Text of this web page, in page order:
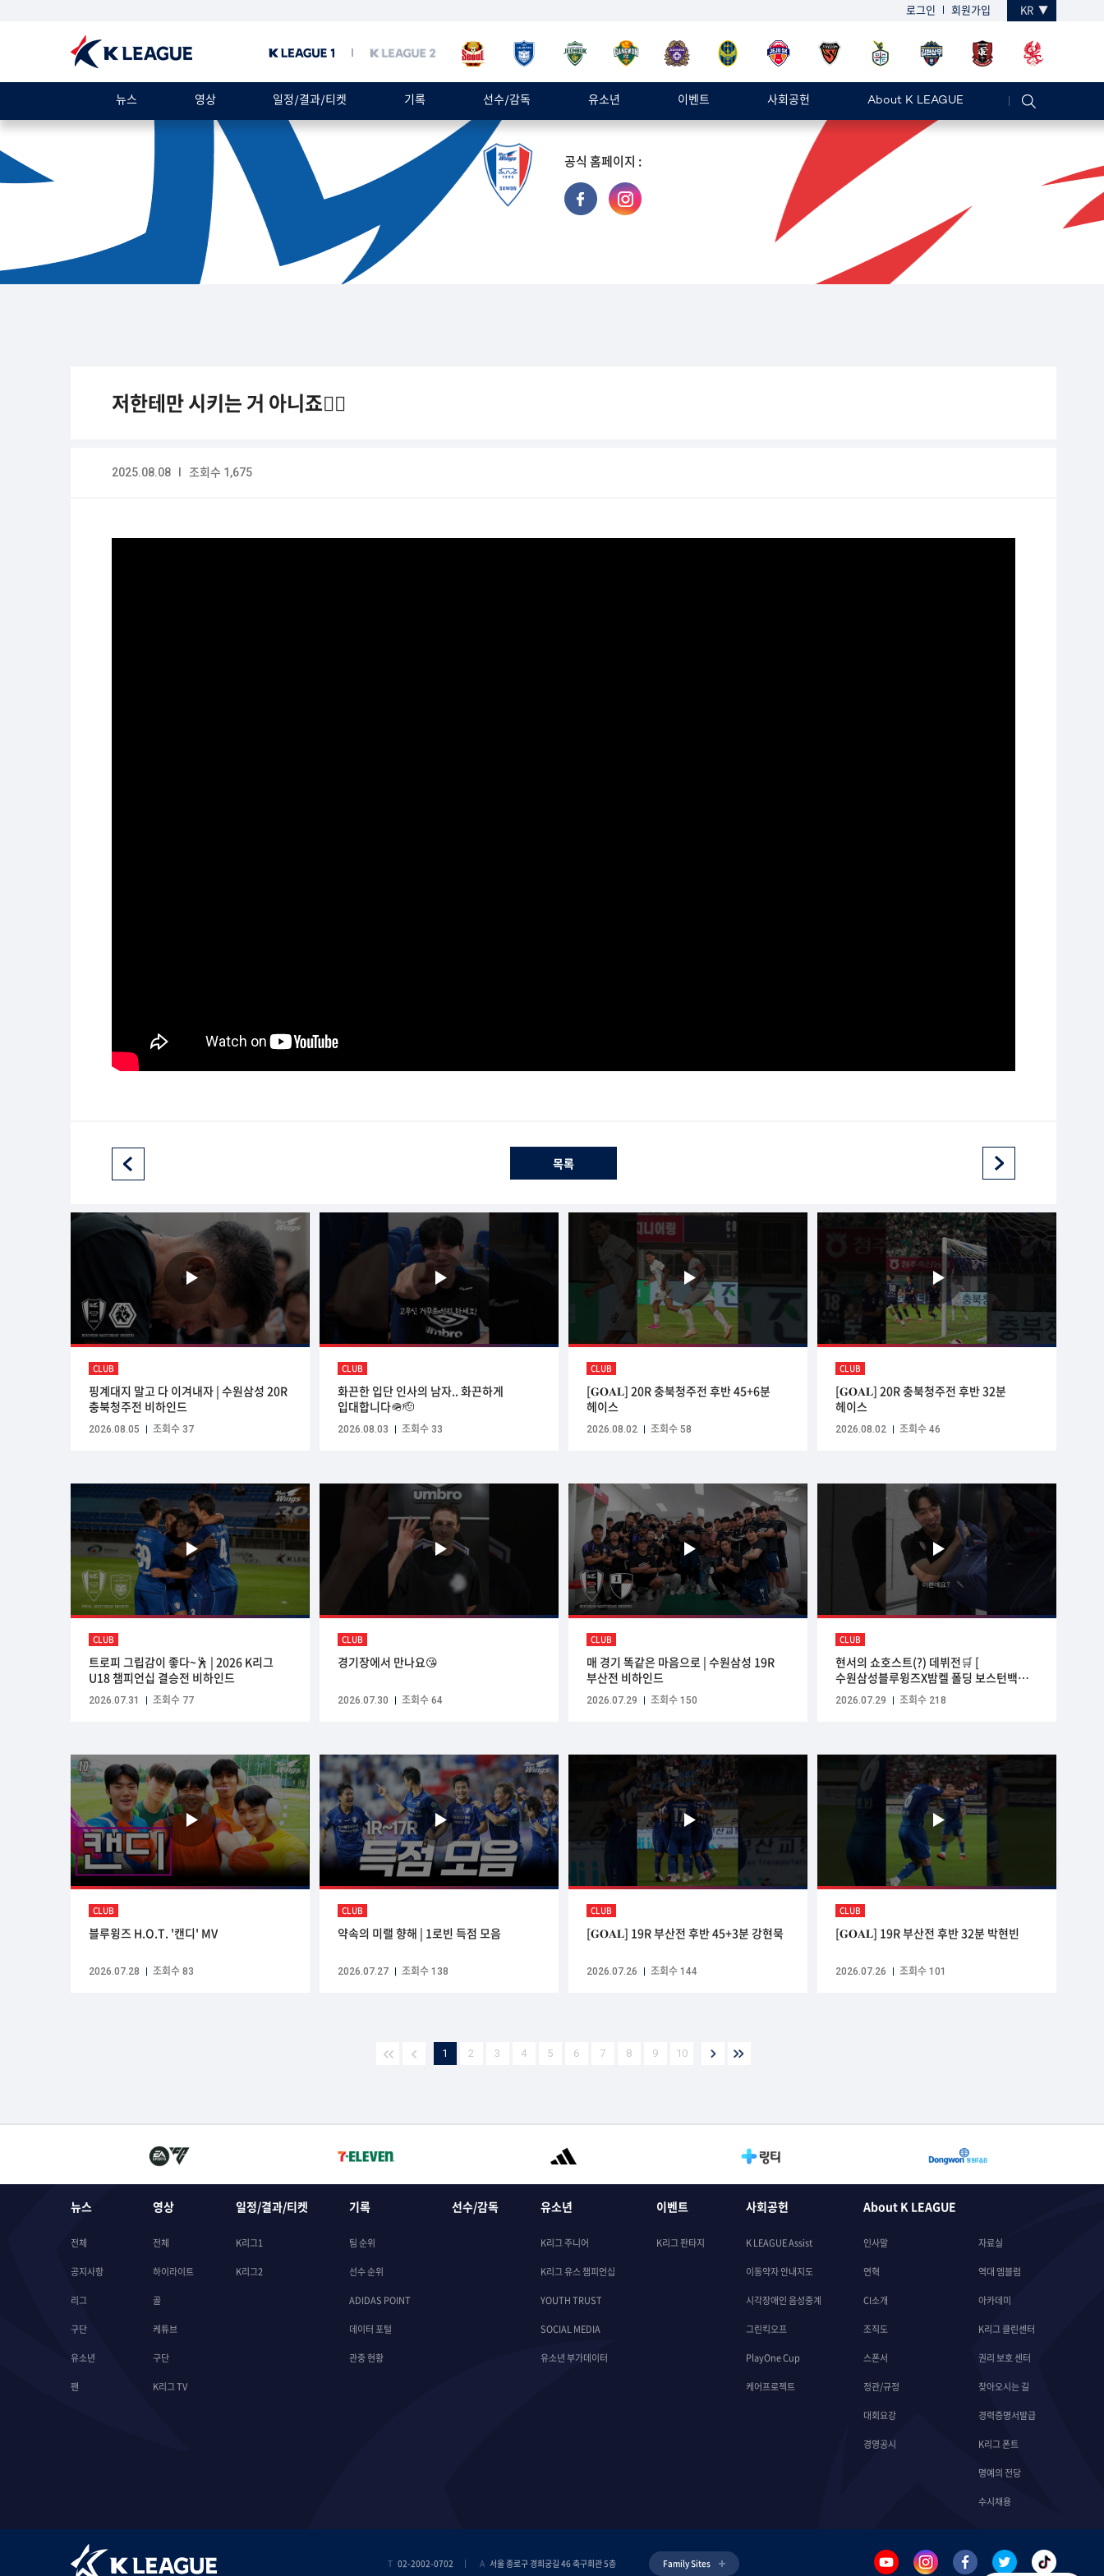
로그인 회원가입 KR
뉴스 영상 일정/결과/티켓 기록 선수/감독 유소년 이벤트 사회공헌 About K LEAGUE
공식 홈페이지 :
저한테만 시키는 거 아니죠🤷‍♂️
2025.08.08 I 조회수 1,675
목록
CLUB
핑계대지 말고 다 이겨내자 | 수원삼성 20R
충북청주전 비하인드
2026.08.05 조회수 37
CLUB
화끈한 입단 인사의 남자.. 화끈하게
입대합니다🪖🫡
2026.08.03 조회수 33
CLUB
[𝐆𝐎𝐀𝐋] 20R 충북청주전 후반 45+6분
헤이스
2026.08.02 조회수 58
CLUB
[𝐆𝐎𝐀𝐋] 20R 충북청주전 후반 32분
헤이스
2026.08.02 조회수 46
CLUB
트로피 그립감이 좋다~🕺 | 2026 K리그
U18 챔피언십 결승전 비하인드
2026.07.31 조회수 77
CLUB
경기장에서 만나요😘
2026.07.30 조회수 64
CLUB
매 경기 똑같은 마음으로 | 수원삼성 19R
부산전 비하인드
2026.07.29 조회수 150
CLUB
현서의 쇼호스트(?) 데뷔전🛒 [
수원삼성블루윙즈X밤켈 폴딩 보스턴백
출시! ]
2026.07.29 조회수 218
CLUB
블루윙즈 H.O.T. '캔디' MV
2026.07.28 조회수 83
CLUB
약속의 미랠 향해 | 1로빈 득점 모음
2026.07.27 조회수 138
CLUB
[𝐆𝐎𝐀𝐋] 19R 부산전 후반 45+3분 강현묵
2026.07.26 조회수 144
CLUB
[𝐆𝐎𝐀𝐋] 19R 부산전 후반 32분 박현빈
2026.07.26 조회수 101
1 2 3 4 5 6 7 8 9 10
뉴스
전체
공지사항
리그
구단
유소년
팬
영상
전체
하이라이트
골
케튜브
구단
K리그 TV
일정/결과/티켓
K리그1
K리그2
기록
팀 순위
선수 순위
ADIDAS POINT
데이터 포털
관중 현황
선수/감독 유소년
K리그 주니어
K리그 유스 챔피언십
YOUTH TRUST
SOCIAL MEDIA
유소년 부가데이터
이벤트
K리그 판타지
사회공헌
K LEAGUE Assist
이동약자 안내지도
시각장애인 음성중계
그린킥오프
PlayOne Cup
케어프로젝트
About K LEAGUE
인사말
연혁
CI소개
조직도
스폰서
정관/규정
대회요강
경영공시
자료실
역대 엠블럼
아카데미
K리그 클린센터
권리 보호 센터
찾아오시는 길
경력증명서발급
K리그 폰트
명예의 전당
수시채용
T 02-2002-0702 A 서울 종로구 경희궁길 46 축구회관 5층 Family Sites